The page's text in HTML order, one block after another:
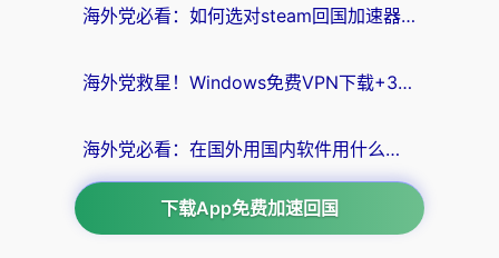
海外党必看：如何选对steam回国加速器？从踩坑到无缝访问国内资源的全攻略
海外党救星！Windows免费VPN下载+3步搞定国内资源无缝访问
海外党必看：在国外用国内软件用什么加速器好？解决追剧游戏办公的终极指南
下载App免费加速回国